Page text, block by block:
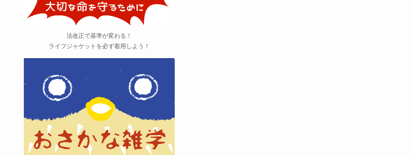
法改正で基準が変わる！
ライフジャケットを必ず着用しよう！